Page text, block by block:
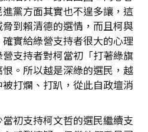
黨方面其實也不遑多讓，這
到賴清德的選情，而且柯與
實給綠營支持者很大的心理
支持者對柯當初「打著綠旗
。所以越是深綠的選民，越
打爛、打趴，從此自政壇消
初支持柯文哲的選民繼續支